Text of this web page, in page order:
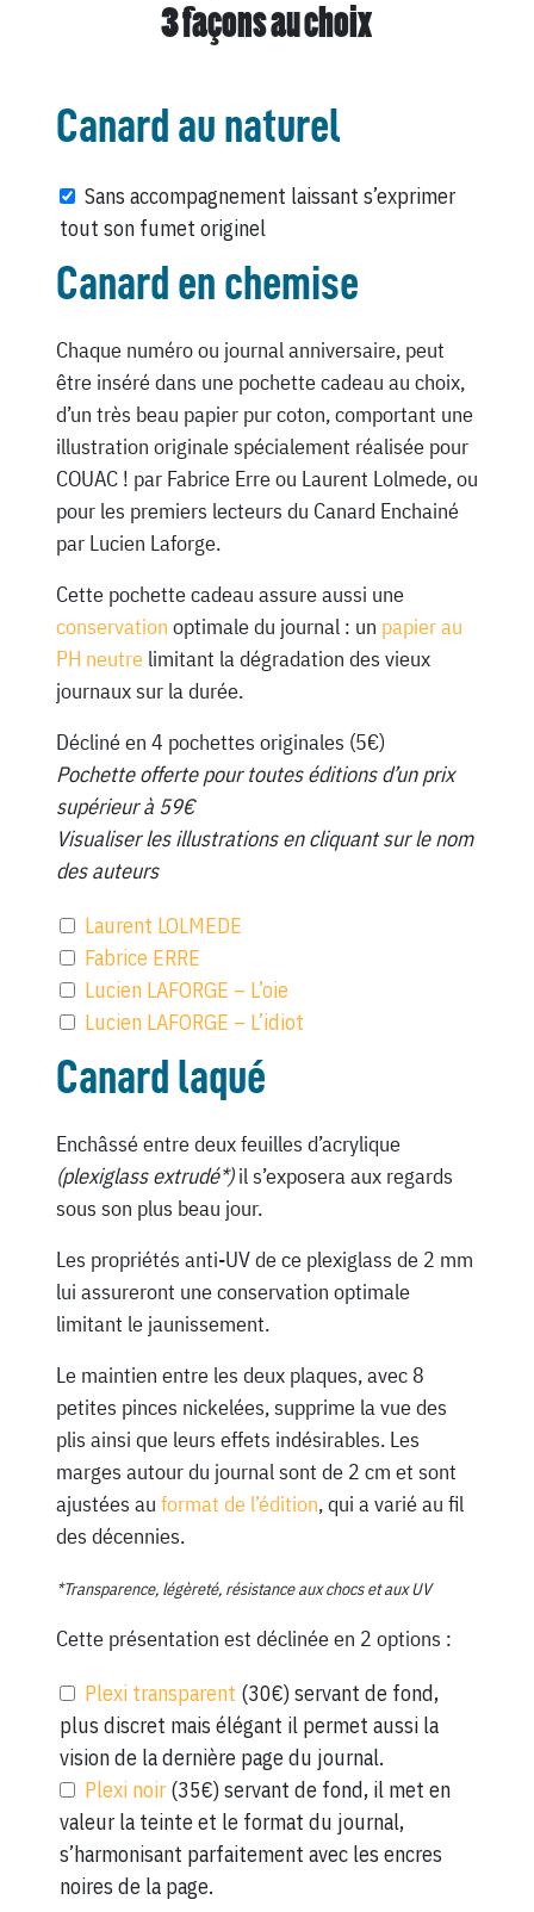
3 façons au choix
Canard au naturel
Sans accompagnement laissant s’exprimer
tout son fumet originel
Canard en chemise
Chaque numéro ou journal anniversaire, peut
être inséré dans une pochette cadeau au choix,
d’un très beau papier pur coton, comportant une
illustration originale spécialement réalisée pour
COUAC ! par Fabrice Erre ou Laurent Lolmede, ou
pour les premiers lecteurs du Canard Enchainé
par Lucien Laforge.
Cette pochette cadeau assure aussi une
conservation optimale du journal : un papier au
PH neutrelimitant la dégradation des vieux
journaux sur la durée.
Décliné en 4 pochettes originales (5€)
Pochette offerte pour toutes éditions d’un prix
supérieur à 59€
Visualiser les illustrations en cliquant sur le nom
des auteurs
Laurent LOLMEDE
Fabrice ERRE
Lucien LAFORGE – L’oie
Lucien LAFORGE – L’idiot
Canard laqué
Enchâssé entre deux feuilles d’acrylique
(plexiglass extrudé*)il s’exposera aux regards
sous son plus beau jour.
Les propriétés anti-UV de ce plexiglass de 2 mm
lui assureront une conservation optimale
limitant le jaunissement.
Le maintien entre les deux plaques, avec 8
petites pinces nickelées, supprime la vue des
plis ainsi que leurs effets indésirables. Les
marges autour du journal sont de 2 cm et sont
ajustées au format de l’édition, qui a varié au fil
des décennies.
*Transparence, légèreté, résistance aux chocs et aux UV
Cette présentation est déclinée en 2 options :
Plexi transparent (30€) servant de fond,
plus discret mais élégant il permet aussi la
vision de la dernière page du journal.
Plexi noir (35€) servant de fond, il met en
valeur la teinte et le format du journal,
s’harmonisant parfaitement avec les encres
noires de la page.